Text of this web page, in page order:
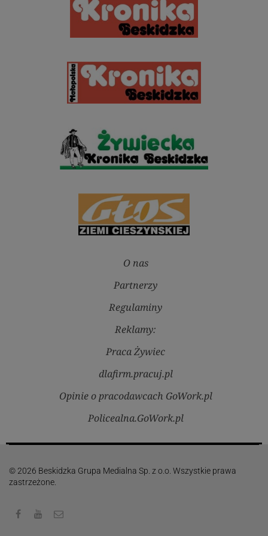
O nas
Partnerzy
Regulaminy
Reklamy:
Praca Żywiec
dlafirm.pracuj.pl
Opinie o pracodawcach GoWork.pl
Policealna.GoWork.pl
© 2026 Beskidzka Grupa Medialna Sp. z o.o. Wszystkie prawa
zastrzeżone.